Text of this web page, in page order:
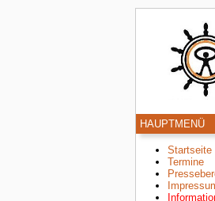
HAUPTMENÜ
Startseite
Termine